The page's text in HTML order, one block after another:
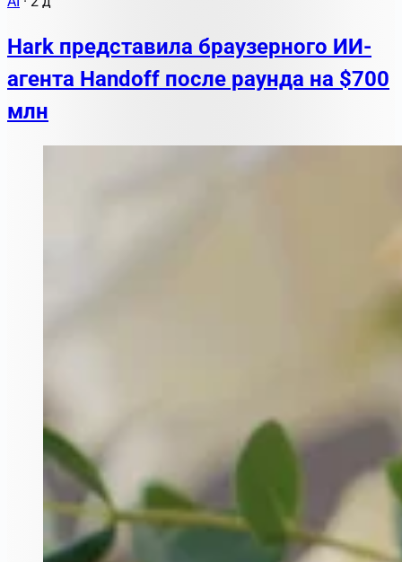
Hark представила браузерного ИИ-
агента Handoff после раунда на $700
млн